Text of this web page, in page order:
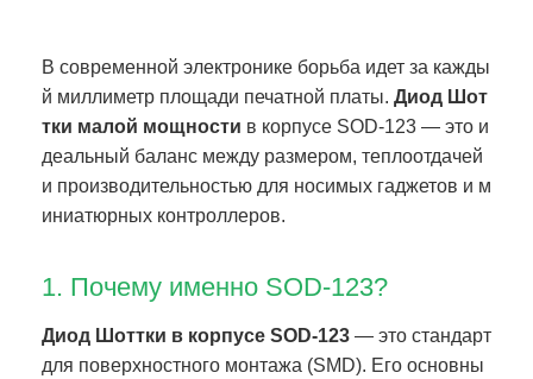
В современной электронике борьба идет за кажды
й миллиметр площади печатной платы. Диод Шот
тки малой мощности в корпусе SOD-123 — это и
деальный баланс между размером, теплоотдачей
и производительностью для носимых гаджетов и м
иниатюрных контроллеров.
1. Почему именно SOD-123?
Диод Шоттки в корпусе SOD-123 — это стандарт
для поверхностного монтажа (SMD). Его основны